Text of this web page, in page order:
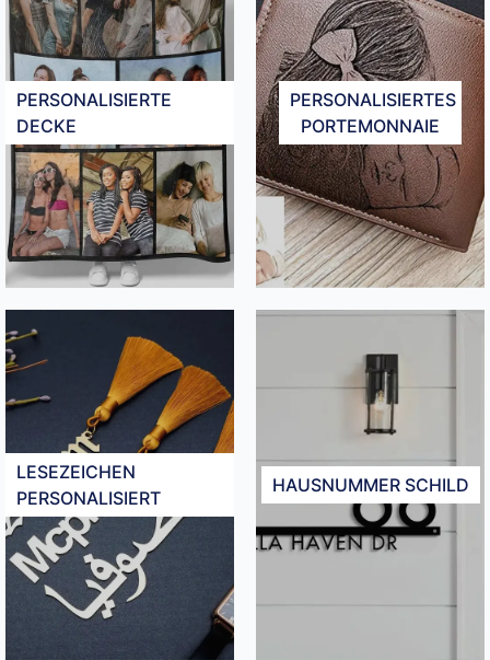
PERSONALISIERTE
DECKE​
PERSONALISIERTES
PORTEMONNAIE​
LESEZEICHEN
PERSONALISIERT
HAUSNUMMER SCHILD